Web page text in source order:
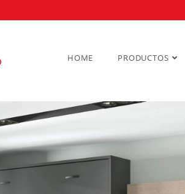
HOME PRODUCTOS